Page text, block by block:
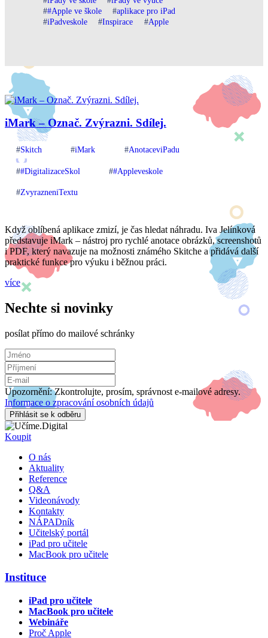
#Apple ve škole
aplikace pro iPad
iPadveskole
Inspirace Apple
iMark – Označ. Zvýrazni. Sdílej.
Skitch iMark AnotaceviPadu
#DigitalizaceSkol #Appleveskole
ZvyrazneniTextu
Když oblíbená aplikace zmizí, je čas hledat náhradu. Iva Jelínková
představuje iMark – nástroj pro rychlé anotace obrázků, screenshotů
i PDF, který navazuje na možnosti známého Skitche a přidává další
praktické funkce pro výuku i běžnou práci.
více
Nechte si novinky
posílat přímo do mailové schránky
Upozornění: Zkontrolujte, prosím, správnost e-mailové adresy.
Informace o zpracování osobních údajů
Přihlásit se k odběru
Koupit
O nás
Aktuality
Reference
Q&A
Videonávody
Kontakty
NÁPADník
Učitelský portál
iPad pro učitele
MacBook pro učitele
Instituce
iPad pro učitele
MacBook pro učitele
Webináře
Proč Apple